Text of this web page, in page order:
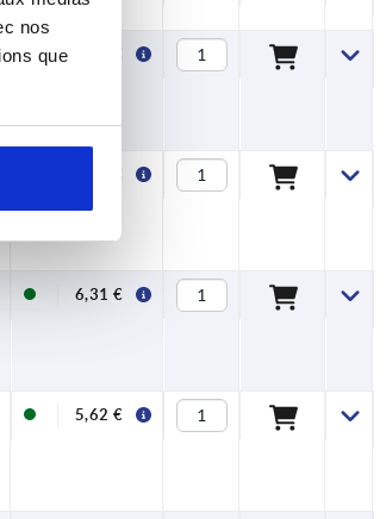
nos
que
6,6 5,32 €
5,45 €
6,6 6
6,31 €
6,6 6
5,62 €